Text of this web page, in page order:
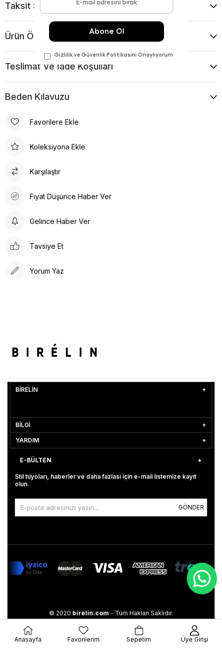
Taksit Seçenekleri
Ürün Önerileri
Teslimat Ve İade Koşulları
Beden Kılavuzu
Favorilere Ekle
Koleksiyona Ekle
Karşılaştır
Fiyat Düşünce Haber Ver
Gelince Haber Ver
Tavsiye Et
Yorum Yaz
BİRELİN
BİLGİ
YARDIM
E-BÜLTEN
Stil tüyoları, haberler ve daha fazlası için e-mail listemize kayıt
olun.
GÖNDER
© 2020 birelin.com - Tüm Hakları Saklıdır.
Anasayfa Favorilerim Sepetim Üye Girişi